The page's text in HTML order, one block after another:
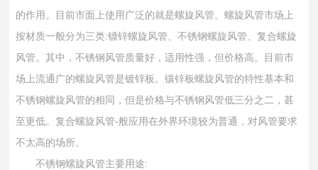
的作用。目前市面上使用广泛的就是螺旋风管。螺旋风管市场上
按材质一般分为三类:镖锌螺旋风管、不锈钢螺旋风管、复合螺旋
风管。其中，不锈钢风管质量好，适用性强，但价格高。目前市
场上流通广的螺旋风管是镀锌板。镶锌板螺旋风管的特性基本和
不锈钢螺旋风管的相同，但是价格与不锈钢风管低三分之二，甚
至更低。复合螺旋风管-般应用在外界环境较为普通，对风管要求
不太高的场所。
不锈钢螺旋风管主要用途: